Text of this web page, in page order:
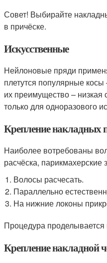
Совет! Выбирайте
в причёске.
Искусственные
Нейлоновые пряди
плетутся популярные
их преимущество – низкая
только для одноразового
Крепление накладных
Наиболее вотребованы
расчёска,
Волосы расчесать.
Параллельно
На нижние локоны
Процедура проделывается
Крепление накладной